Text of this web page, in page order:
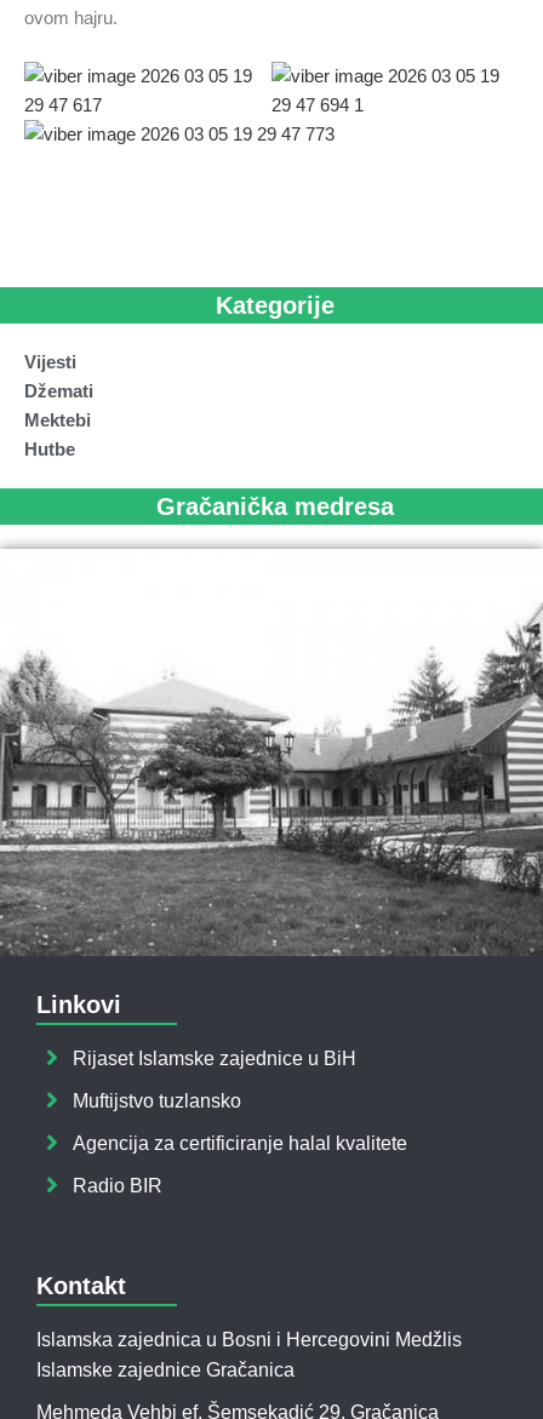
ovom hajru.
Kategorije
Vijesti
Džemati
Mektebi
Hutbe
Gračanička medresa
Linkovi
Rijaset Islamske zajednice u BiH
Muftijstvo tuzlansko
Agencija za certificiranje halal kvalitete
Radio BIR
Kontakt
Islamska zajednica u Bosni i Hercegovini Medžlis
Islamske zajednice Gračanica
Mehmeda Vehbi ef. Šemsekadić 29, Gračanica